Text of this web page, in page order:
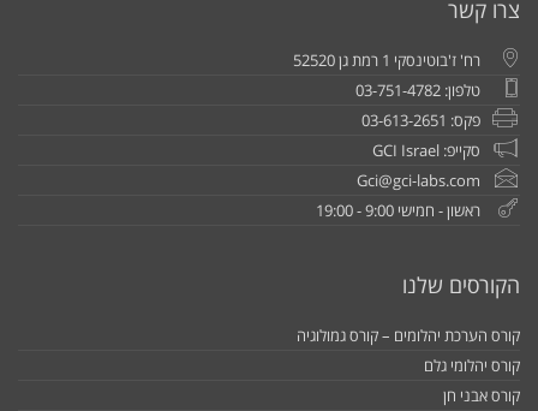
צרו קשר
רח' ז'בוטינסקי 1 רמת גן 52520
טלפון: 03-751-4782
פקס: 03-613-2651
סקייפ: GCI Israel
Gci@gci-labs.com
ראשון - חמישי 9:00 - 19:00
הקורסים שלנו
קורס הערכת יהלומים – קורס גמולוגיה
קורס יהלומי גלם
קורס אבני חן